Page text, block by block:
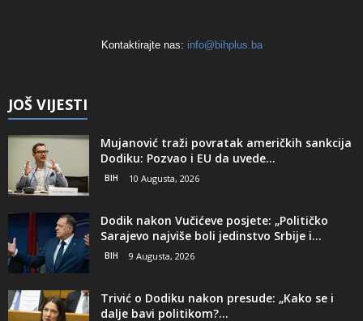
Kontaktirajte nas: info@bihplus.ba
JOŠ VIJESTI
Mujanović traži povratak američkih sankcija
Dodiku: Pozvao i EU da uvede...
BIH 10 Augusta, 2026
Dodik nakon Vučićeve posjete: „Političko
Sarajevo najviše boli jedinstvo Srbije i...
BIH 9 Augusta, 2026
Trivić o Dodiku nakon presude: „Kako se i
dalje bavi politikom?...